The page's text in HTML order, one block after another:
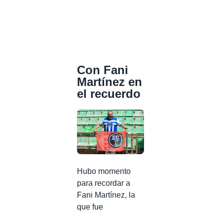
Con Fani
Martínez en
el recuerdo
Hubo momento
para recordar a
Fani Martínez, la
que fue